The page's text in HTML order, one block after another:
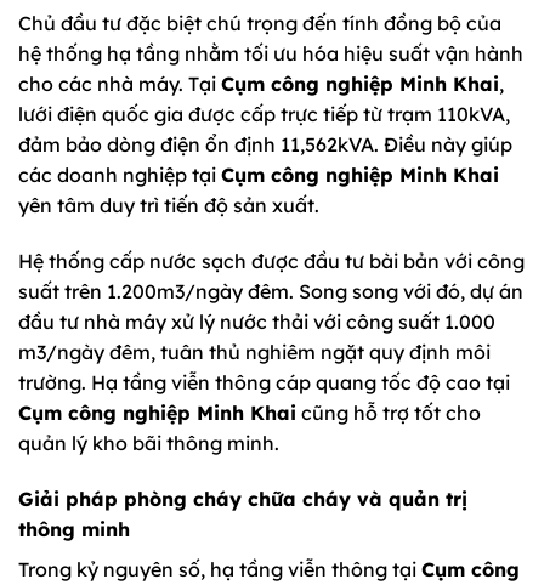
Chủ đầu tư đặc biệt chú trọng đến tính đồng bộ của
hệ thống hạ tầng nhằm tối ưu hóa hiệu suất vận hành
cho các nhà máy. Tại Cụm công nghiệp Minh Khai,
lưới điện quốc gia được cấp trực tiếp từ trạm 110kVA,
đảm bảo dòng điện ổn định 11,562kVA. Điều này giúp
các doanh nghiệp tại Cụm công nghiệp Minh Khai
yên tâm duy trì tiến độ sản xuất.
Hệ thống cấp nước sạch được đầu tư bài bản với công
suất trên 1.200m3/ngày đêm. Song song với đó, dự án
đầu tư nhà máy xử lý nước thải với công suất 1.000
m3/ngày đêm, tuân thủ nghiêm ngặt quy định môi
trường. Hạ tầng viễn thông cáp quang tốc độ cao tại
Cụm công nghiệp Minh Khai cũng hỗ trợ tốt cho
quản lý kho bãi thông minh.
Giải pháp phòng cháy chữa cháy và quản trị
thông minh
Trong kỷ nguyên số, hạ tầng viễn thông tại Cụm công